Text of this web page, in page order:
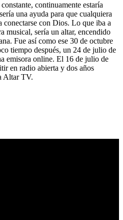
continuamente estaría
una ayuda para que cualquiera
con Dios. Lo que iba a
musical, sería un altar, encendido
Fue así como ese 30 de octubre
tiempo después, un 24 de julio de
emisora online. El 16 de julio de
en radio abierta y dos años
Altar TV.